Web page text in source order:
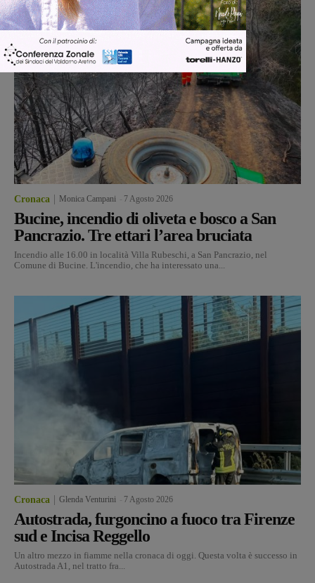
Cronaca Monica Campani 7 Agosto 2026
Bucine, incendio di oliveta e bosco a San
Pancrazio. Tre ettari l’area bruciata
Incendio alle 16.00 in località Villa Rubeschi, a San Pancrazio, nel
Comune di Bucine. L'incendio, che ha interessato una...
Cronaca Glenda Venturini 7 Agosto 2026
Autostrada, furgoncino a fuoco tra Firenze
sud e Incisa Reggello
Un altro mezzo in fiamme nella cronaca di oggi. Questa volta è successo in
Autostrada A1, nel tratto fra...